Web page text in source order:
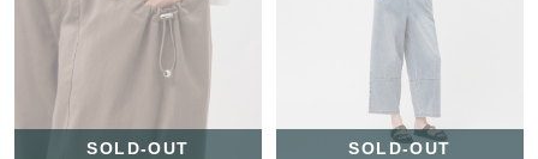
SOLD-OUT SOLD-OUT